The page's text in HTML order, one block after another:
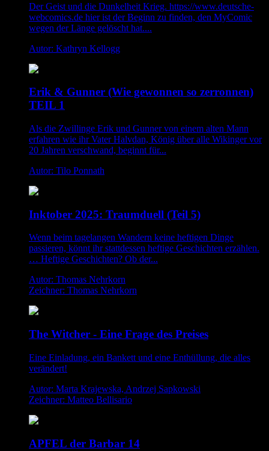
Der Geist und die Dunkelheit Krieg. https://www.deutsche-
webcomics.de hier ist der Beginn zu finden, den MyComic
wegen der Länge gelöscht hat....
Autor: Kathryn Kellogg
Erik & Gunner (Wie gewonnen so zerronnen)
TEIL 1
Als die Zwillinge Erik und Gunner von einem alten Mann
erfahren wie ihr Vater Halvdan, König über alle Wikinger vor
20 Jahren verschwand, beginnt für...
Autor: Tilo Ponnath
Inktober 2025: Traumduell (Teil 5)
Wenn beim tagelangen Wandern keine heftigen Dinge
passieren, könnt ihr stattdessen heftige Geschichten erzählen.
… Heftige Geschichten? Ob der...
Autor: Thomas Nehrkorn
Zeichner: Thomas Nehrkorn
The Witcher - Eine Frage des Preises
Eine Einladung, ein Bankett und eine Enthüllung, die alles
verändert!
Autor: Marta Krajewska, Andrzej Sapkowski
Zeichner: Matteo Bellisario
APFEL der Barbar 14